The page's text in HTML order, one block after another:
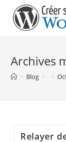
content
Archives
> Blog > >
Relayer